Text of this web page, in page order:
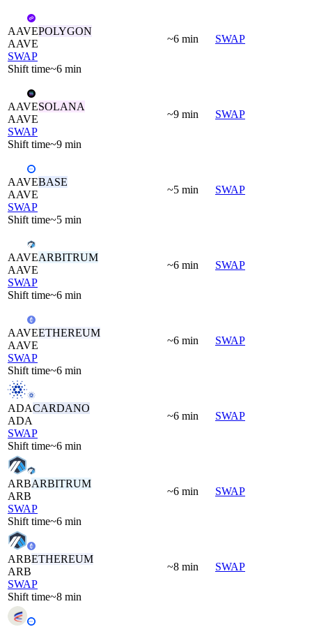
AAVEPOLYGON
AAVE
SWAP
Shift time~6 min
~6 min SWAP
AAVESOLANA
AAVE
SWAP
Shift time~9 min
~9 min SWAP
AAVEBASE
AAVE
SWAP
Shift time~5 min
~5 min SWAP
AAVEARBITRUM
AAVE
SWAP
Shift time~6 min
~6 min SWAP
AAVEETHEREUM
AAVE
SWAP
Shift time~6 min
~6 min SWAP
ADACARDANO
ADA
SWAP
Shift time~6 min
~6 min SWAP
ARBARBITRUM
ARB
SWAP
Shift time~6 min
~6 min SWAP
ARBETHEREUM
ARB
SWAP
Shift time~8 min
~8 min SWAP